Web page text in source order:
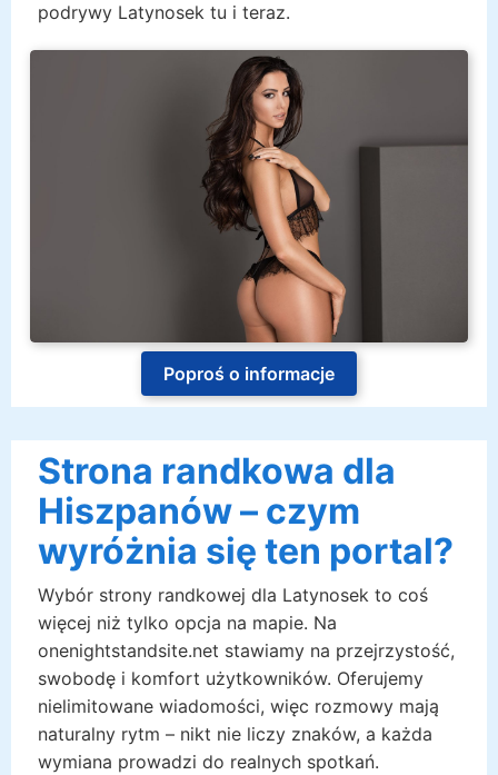
podrywy Latynosek tu i teraz.
Poproś o informacje
Strona randkowa dla
Hiszpanów – czym
wyróżnia się ten portal?
Wybór strony randkowej dla Latynosek to coś
więcej niż tylko opcja na mapie. Na
onenightstandsite.net stawiamy na przejrzystość,
swobodę i komfort użytkowników. Oferujemy
nielimitowane wiadomości, więc rozmowy mają
naturalny rytm – nikt nie liczy znaków, a każda
wymiana prowadzi do realnych spotkań.